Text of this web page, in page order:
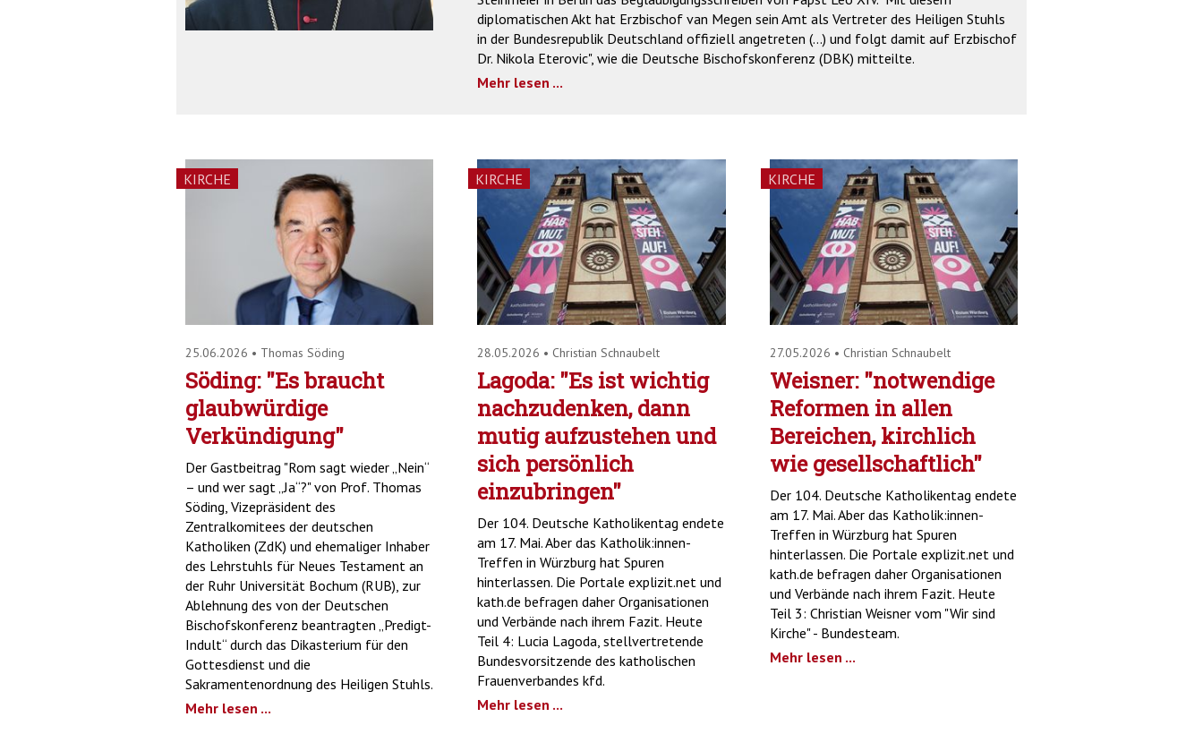
diplomatischen Akt hat Erzbischof van Megen sein Amt als Vertreter des Heiligen Stuhls
in der Bundesrepublik Deutschland offiziell angetreten (...) und folgt damit auf Erzbischof
Dr. Nikola Eterovic", wie die Deutsche Bischofskonferenz (DBK) mitteilte.
Mehr lesen ...
KIRCHE
25.06.2026 • Thomas Söding
Söding: "Es braucht
glaubwürdige
Verkündigung"
Der Gastbeitrag "Rom sagt wieder „Nein“
– und wer sagt „Ja“?" von Prof. Thomas
Söding, Vizepräsident des
Zentralkomitees der deutschen
Katholiken (ZdK) und ehemaliger Inhaber
des Lehrstuhls für Neues Testament an
der Ruhr Universität Bochum (RUB), zur
Ablehnung des von der Deutschen
Bischofskonferenz beantragten „Predigt-
Indult“ durch das Dikasterium für den
Gottesdienst und die
Sakramentenordnung des Heiligen Stuhls.
Mehr lesen ...
KIRCHE
28.05.2026 • Christian Schnaubelt
Lagoda: "Es ist wichtig
nachzudenken, dann
mutig aufzustehen und
sich persönlich
einzubringen"
Der 104. Deutsche Katholikentag endete
am 17. Mai. Aber das Katholik:innen-
Treffen in Würzburg hat Spuren
hinterlassen. Die Portale explizit.net und
kath.de befragen daher Organisationen
und Verbände nach ihrem Fazit. Heute
Teil 4: Lucia Lagoda, stellvertretende
Bundesvorsitzende des katholischen
Frauenverbandes kfd.
Mehr lesen ...
KIRCHE
27.05.2026 • Christian Schnaubelt
Weisner: "notwendige
Reformen in allen
Bereichen, kirchlich
wie gesellschaftlich"
Der 104. Deutsche Katholikentag endete
am 17. Mai. Aber das Katholik:innen-
Treffen in Würzburg hat Spuren
hinterlassen. Die Portale explizit.net und
kath.de befragen daher Organisationen
und Verbände nach ihrem Fazit. Heute
Teil 3: Christian Weisner vom "Wir sind
Kirche" - Bundesteam.
Mehr lesen ...